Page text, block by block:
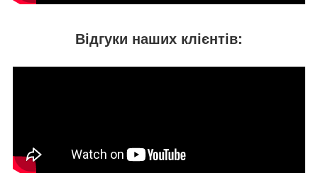
Відгуки наших клієнтів: